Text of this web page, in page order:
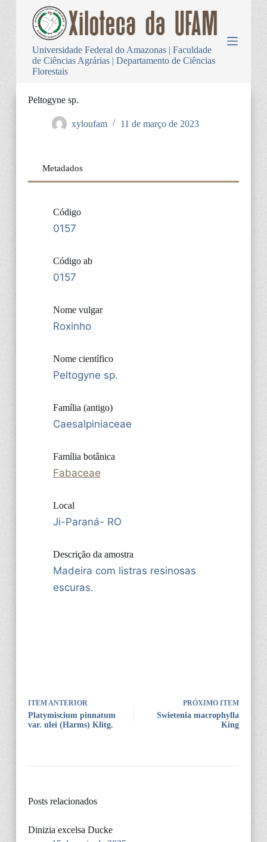
Universidade Federal do Amazonas | Faculdade
de Ciências Agrárias | Departamento de Ciências
Florestais
Peltogyne sp.
xyloufam 11 de março de 2023
Metadados
Código
0157
Código ab
0157
Nome vulgar
Roxinho
Nome científico
Peltogyne sp.
Família (antigo)
Caesalpiniaceae
Família botânica
Fabaceae
Local
Ji-Paraná- RO
Descrição da amostra
Madeira com listras resinosas
escuras.
ITEM ANTERIOR
Platymiscium pinnatum
var. ulei (Harms) Klitg.
PRÓXIMO ITEM
Swietenia macrophylla
King
Posts relacionados
Dinizia excelsa Ducke